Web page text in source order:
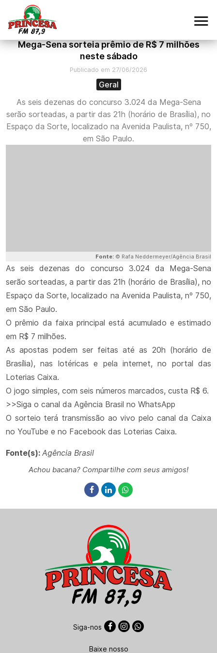
Mega-Sena sorteia prêmio de R$ 7 milhões
neste sábado
Publicado em 27/06/2026
Geral
As seis dezenas do concurso 3.024 da Mega-Sena
serão sorteadas, a partir das 21h (horário de Brasília), no
Espaço da Sorte, localizado na Avenida Paulista, nº 750,
em São Paulo.
Fonte: © Rafa Neddermeyer/Agência Brasil
As seis dezenas do concurso 3.024 da Mega-Sena
serão sorteadas, a partir das 21h (horário de Brasília), no
Espaço da Sorte, localizado na Avenida Paulista, nº 750,
em São Paulo.
O prêmio da faixa principal está acumulado e estimado
em R$ 7 milhões.
As apostas podem ser feitas até as 20h (horário de
Brasília), nas lotéricas e pela internet, no portal das
Loterias Caixa.
O jogo simples, com seis números marcados, custa R$ 6.
>>Siga o canal da Agência Brasil no WhatsApp
O sorteio terá transmissão ao vivo pelo canal da Caixa
no YouTube e no Facebook das Loterias Caixa.
Fonte(s): Agência Brasil
Achou bacana? Compartilhe com seus amigos!
Siga-nos
Baixe nosso